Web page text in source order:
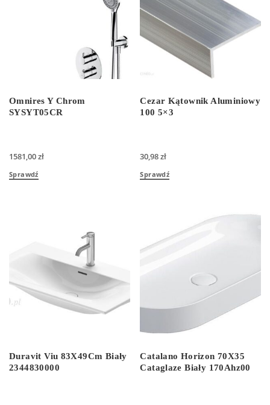
Omnires Y Chrom
SYSYT05CR
1581,00zł
Sprawdź
Cezar Kątownik Aluminiowy
100 5×3
30,98zł
Sprawdź
Duravit Viu 83X49Cm Biały
2344830000
Catalano Horizon 70X35
Cataglaze Biały 170Ahz00